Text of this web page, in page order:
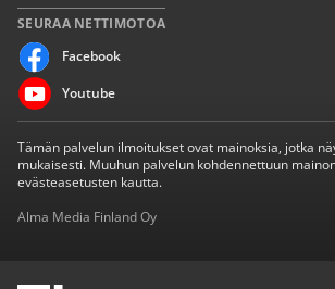
SEURAA NETTIMOTOA
Facebook
Youtube
Tämän palvelun ilmoitukset ovat mainoksia, jotka
mukaisesti. Muuhun palvelun kohdennettuun
evästeasetusten kautta.
Alma Media Finland Oy